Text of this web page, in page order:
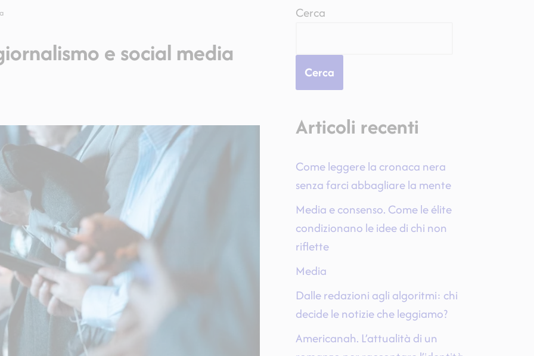
e social media
Cerca
Cerca
Articoli recenti
Come leggere la cronaca nera
senza farci abbagliare la mente
Media e consenso. Come le élite
condizionano le idee di chi non
riflette
Media
Dalle redazioni agli algoritmi: chi
decide le notizie che leggiamo?
Americanah. L’attualità di un